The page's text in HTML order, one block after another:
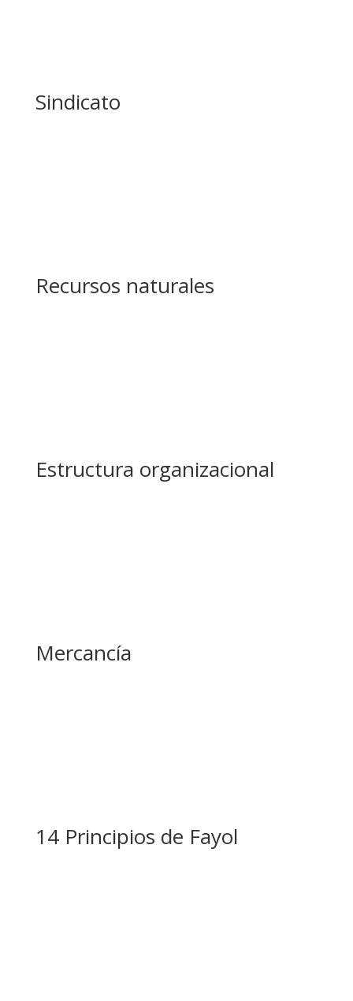
Sindicato
Recursos naturales
Estructura organizacional
Mercancía
14 Principios de Fayol